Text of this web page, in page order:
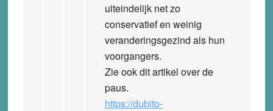
uiteindelijk net zo
conservatief en weinig
veranderingsgezind als hun
voorgangers.
Zie ook dit artikel over de
paus.
https://dubito-